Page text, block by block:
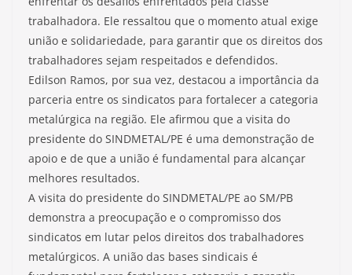
trabalhadora. Ele ressaltou que o momento atual exige
união e solidariedade, para garantir que os direitos dos
trabalhadores sejam respeitados e defendidos.
Edilson Ramos, por sua vez, destacou a importância da
parceria entre os sindicatos para fortalecer a categoria
metalúrgica na região. Ele afirmou que a visita do
presidente do SINDMETAL/PE é uma demonstração de
apoio e de que a união é fundamental para alcançar
melhores resultados.
A visita do presidente do SINDMETAL/PE ao SM/PB
demonstra a preocupação e o compromisso dos
sindicatos em lutar pelos direitos dos trabalhadores
metalúrgicos. A união das bases sindicais é